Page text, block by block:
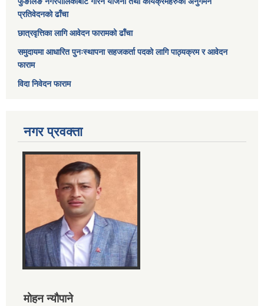
प्रतिवेदनको ढाँचा
छात्रवृत्तिका लागि आवेदन फारामको ढाँचा
समुदायमा आधारित पुनःस्थापना सहजकर्ता पदको लागि पाठ्यक्रम र आवेदन
फाराम
विदा निवेदन फाराम
नगर प्रवक्ता
मोहन न्यौपाने